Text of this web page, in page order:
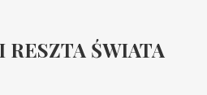
RESZTA ŚWIATA